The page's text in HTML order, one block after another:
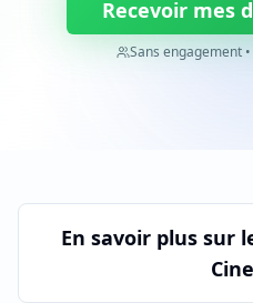
Recevoir mes
Sans engagement
En savoir plus sur